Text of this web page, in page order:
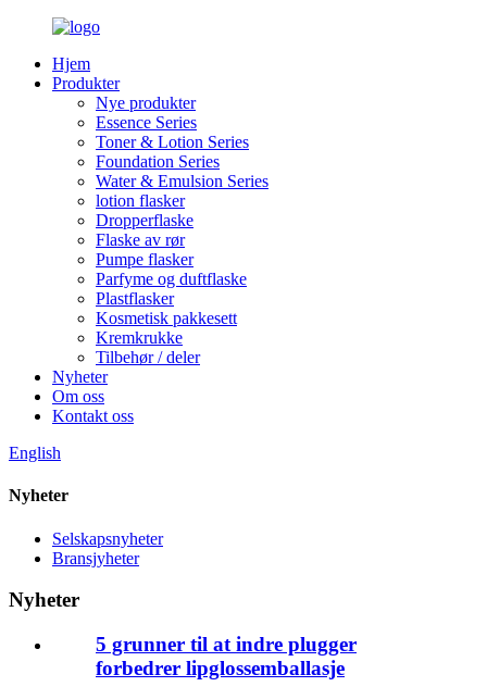
Hjem
Produkter
Nye produkter
Essence Series
Toner & Lotion Series
Foundation Series
Water & Emulsion Series
lotion flasker
Dropperflaske
Flaske av rør
Pumpe flasker
Parfyme og duftflaske
Plastflasker
Kosmetisk pakkesett
Kremkrukke
Tilbehør / deler
Nyheter
Om oss
Kontakt oss
English
Nyheter
Selskapsnyheter
Bransjyheter
Nyheter
5 grunner til at indre plugger
forbedrer lipglossemballasje